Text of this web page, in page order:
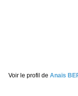
Voir le profil de Anaïs